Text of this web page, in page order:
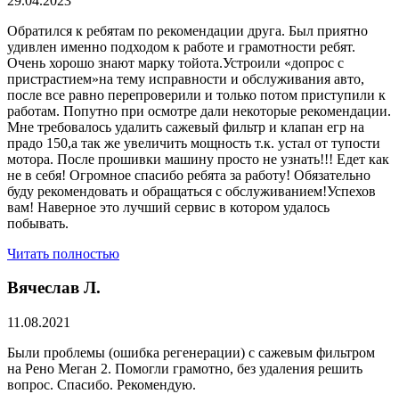
Обратился к ребятам по рекомендации друга. Был приятно
удивлен именно подходом к работе и грамотности ребят.
Очень хорошо знают марку тойота.Устроили «допрос с
пристрастием»на тему исправности и обслуживания авто,
после все равно перепроверили и только потом приступили к
работам. Попутно при осмотре дали некоторые рекомендации.
Мне требовалось удалить сажевый фильтр и клапан егр на
прадо 150,а так же увеличить мощность т.к. устал от тупости
мотора. После прошивки машину просто не узнать!!! Едет как
не в себя! Огромное спасибо ребята за работу! Обязательно
буду рекомендовать и обращаться с обслуживанием!Успехов
вам! Наверное это лучший сервис в котором удалось
побывать.
Читать полностью
Вячеслав Л.
11.08.2021
Были проблемы (ошибка регенерации) с сажевым фильтром
на Рено Меган 2. Помогли грамотно, без удаления решить
вопрос. Спасибо. Рекомендую.